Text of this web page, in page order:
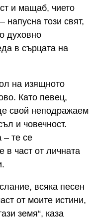
и мащаб, чието
напусна този свят,
духовно
в сърцата на
на изящното
Като певец,
свой неподражаем
и човечност.
– те се
в част от личната
всяка песен
от моите истини,
земя“, каза